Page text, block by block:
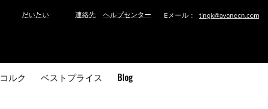
だいたい 連絡先 ヘルプセンター Eメール： tingk@avanecn.com
コルク ベストプライス Blog